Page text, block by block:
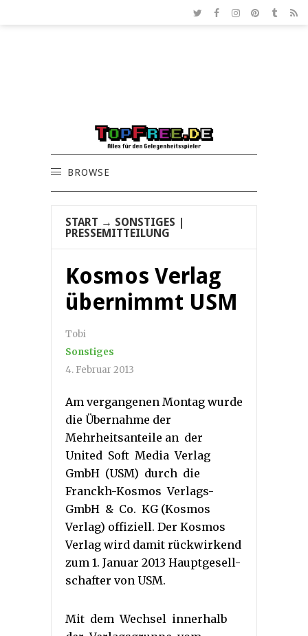
BROWSE
START → SONSTIGES
PRESSEMITTEILUNG
Kosmos Verlag
übernimmt USM
Tobi
Sonstiges
4. Februar 2013
Am vergangenen Montag wurde
die Übernahme der
Mehrheitsanteile an der
United Soft Media Verlag
GmbH (USM) durch die
Franckh-Kosmos Verlags-
GmbH & Co. KG (Kosmos
Verlag) offiziell. Der Kosmos
Verlag wird damit rückwirkend
zum 1. Januar 2013 Hauptgesell-
schafter von USM.
Mit dem Wechsel innerhalb